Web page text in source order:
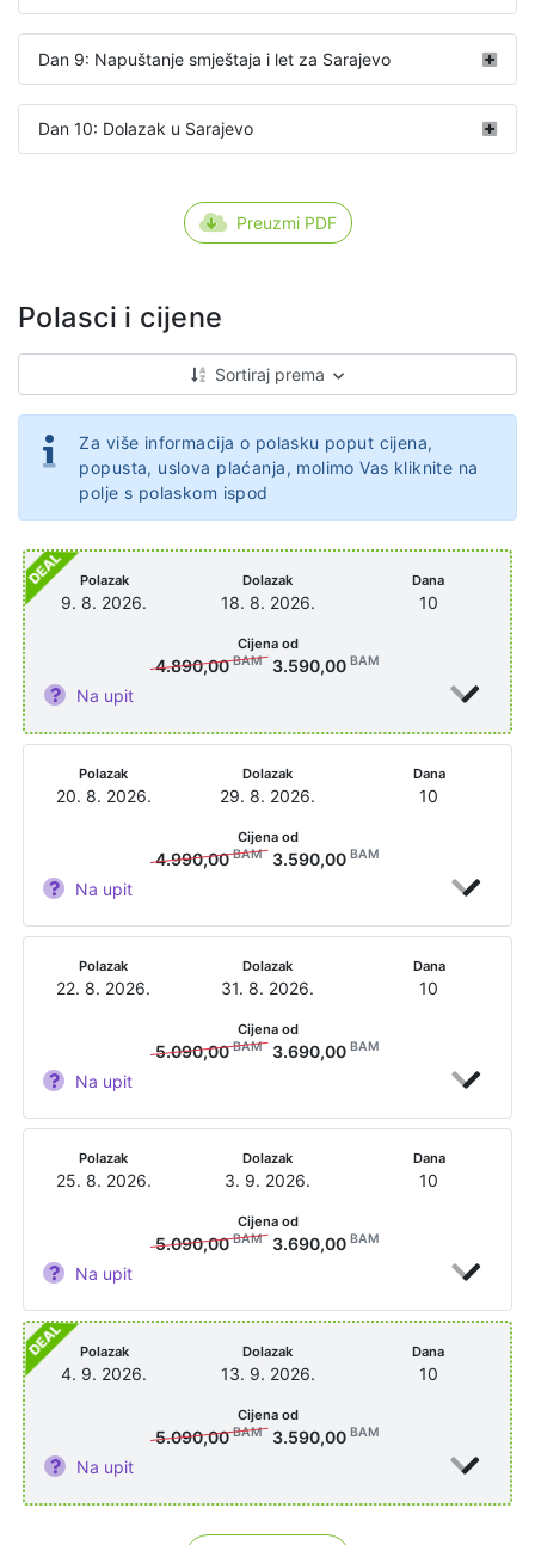
Dan 9: Napuštanje smještaja i let za Sarajevo
Dan 10: Dolazak u Sarajevo
Preuzmi PDF
Polasci i cijene
Sortiraj prema
Za više informacija o polasku poput cijena,
popusta, uslova plaćanja, molimo Vas kliknite na
polje s polaskom ispod
Polazak
9. 8. 2026.
Dolazak
18. 8. 2026.
Dana
10
Na upit
Cijena od
4.890,00BAM 3.590,00 BAM
Polazak
20. 8. 2026.
Dolazak
29. 8. 2026.
Dana
10
Na upit
Cijena od
4.990,00BAM 3.590,00 BAM
Polazak
22. 8. 2026.
Dolazak
31. 8. 2026.
Dana
10
Na upit
Cijena od
5.090,00BAM 3.690,00 BAM
Polazak
25. 8. 2026.
Dolazak
3. 9. 2026.
Dana
10
Na upit
Cijena od
5.090,00BAM 3.690,00 BAM
Polazak
4. 9. 2026.
Dolazak
13. 9. 2026.
Dana
10
Na upit
Cijena od
5.090,00BAM 3.590,00 BAM